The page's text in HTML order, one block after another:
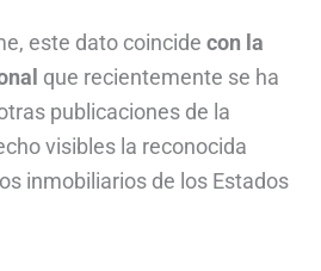
este dato coincide con la
que recientemente se ha
publicaciones de la
visibles la reconocida
inmobiliarios de los Estados